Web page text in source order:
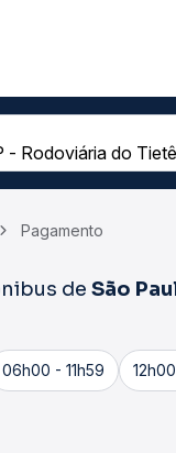
Pagamento
de São
06h00 - 11h59